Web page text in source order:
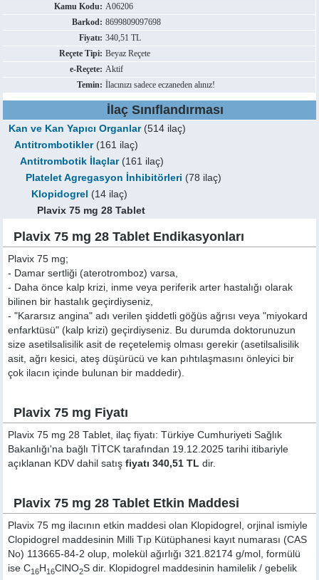
Kamu Kodu: A06206
Barkod: 8699809097698
Fiyatı: 340,51 TL
Reçete Tipi: Beyaz Reçete
e-Reçete: Aktif
Temin: İlacınızı sadece eczaneden alınız!
İlaç Sınıflandırması
Kan ve Kan Yapıcı Organlar(514 ilaç)
Antitrombotikler(161 ilaç)
Antitrombotik İlaçlar(161 ilaç)
Platelet Agregasyon İnhibitörleri (78 ilaç)
Klopidogrel (14 ilaç)
Plavix 75 mg 28 Tablet
Plavix 75 mg 28 Tablet Endikasyonları
Plavix 75 mg;
- Damar sertliği (aterotromboz) varsa,
- Daha önce kalp krizi, inme veya periferik arter hastalığı olarak
bilinen bir hastalık geçirdiyseniz,
- "Kararsız angina" adı verilen şiddetli göğüs ağrısı veya "miyokard
enfarktüsü" (kalp krizi) geçirdiyseniz. Bu durumda doktorunuzun
size asetilsalisilik asit de reçetelemiş olması gerekir (asetilsalisilik
asit, ağrı kesici, ateş düşürücü ve kan pıhtılaşmasını önleyici bir
çok ilacın içinde bulunan bir maddedir).
Plavix 75 mg Fiyatı
Plavix 75 mg 28 Tablet, ilaç fiyatı: Türkiye Cumhuriyeti Sağlık
Bakanlığı'na bağlı TİTCK tarafından 19.12.2025 tarihi itibariyle
açıklanan KDV dahil satışfiyatı 340,51 TL dir.
Plavix 75 mg 28 Tablet Etkin Maddesi
Plavix 75 mg ilacının etkin maddesi olan Klopidogrel, orjinal ismiyle
Clopidogrel maddesinin Milli Tıp Kütüphanesi kayıt numarası (CAS
No) 113665-84-2 olup, molekül ağırlığı 321.82174 g/mol, formülü
ise C16H 16ClNO2S dir. Klopidogrel maddesinin hamilelik / gebelik